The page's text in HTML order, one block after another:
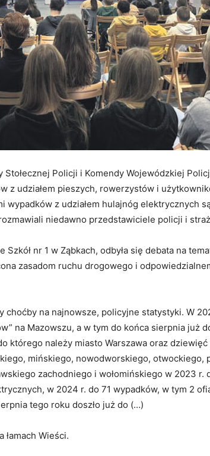
Stołecznej Policji i Komendy Wojewódzkiej
z udziałem pieszych, rowerzystów i
wypadków z udziałem hulajnóg elektrycznych
niedawno przedstawiciele policji i
Szkół nr 1 w Ząbkach, odbyła się debata na
zasadom ruchu drogowego i
choćby na najnowsze, policyjne statystyki. W
na Mazowszu, a w tym do końca sierpnia już
którego należy miasto Warszawa oraz
mińskiego, nowodworskiego, otwockiego,
zachodniego i wołomińskiego w 2023 r.
w 2024 r. do 71 wypadków, w tym 2
tego roku doszło już do (…)
łamach Wieści.